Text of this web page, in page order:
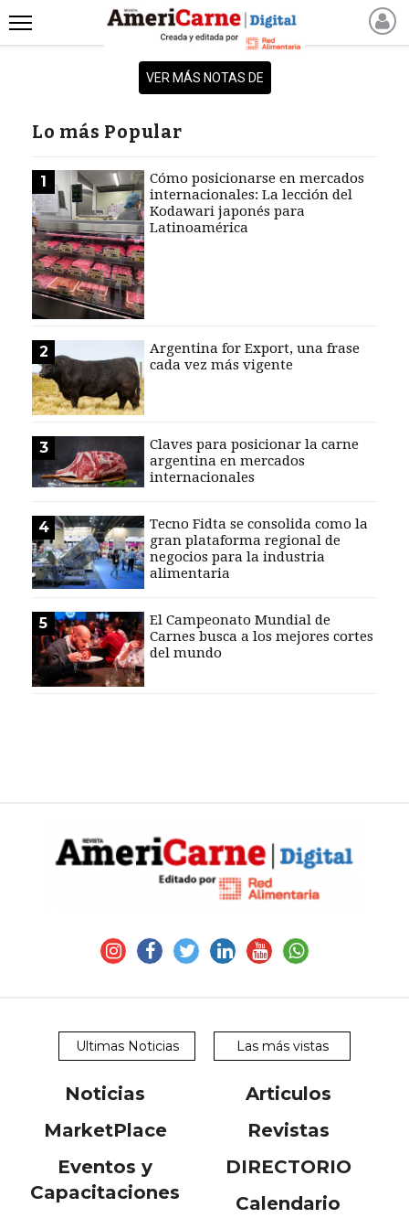
NOTICIAS RECIENTES
NOTICIAS
PRODUCCIÓN
PROCESO
PRODUCTO
NUEVOS PRODUCTOS
MARKETPLACE
REVISTAS
REVISTAS
CATÁLOGO DE CORTES
DE CARNE VACUNA
CAPACITACIONES
DIRECTORIO
MEDIA KIT
SERVICIOS
CONDICIONES
POLÍTICAS
VER MÁS NOTAS DE
Lo más Popular
1
Cómo posicionarse en mercados
internacionales: La lección del
Kodawari japonés para
Latinoamérica
2
Argentina for Export, una frase
cada vez más vigente
3
Claves para posicionar la carne
argentina en mercados
internacionales
4
Tecno Fidta se consolida como la
gran plataforma regional de
negocios para la industria
alimentaria
5
El Campeonato Mundial de
Carnes busca a los mejores cortes
del mundo
Ultimas Noticias Las más vistas
Noticias
Articulos
MarketPlace
Revistas
Eventos y
Capacitaciones
DIRECTORIO
Calendario